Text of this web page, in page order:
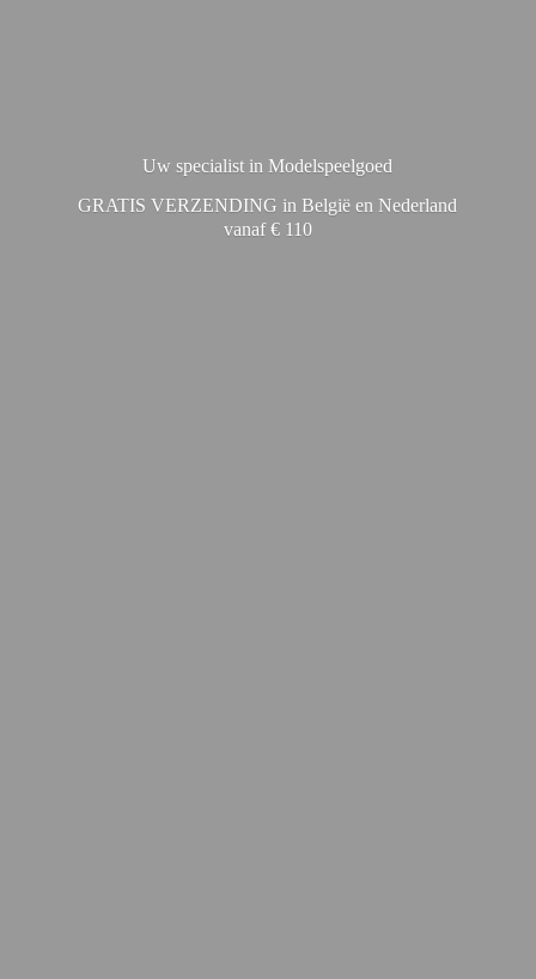
Uw specialist in Modelspeelgoed
GRATIS VERZENDING in België en Nederland
vanaf € 110